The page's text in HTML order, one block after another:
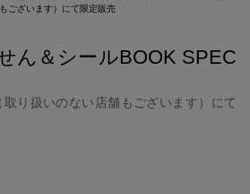
ございます）にて限定販売
ん＆シールBOOK SPEC
り扱いのない店舗もございます）にて